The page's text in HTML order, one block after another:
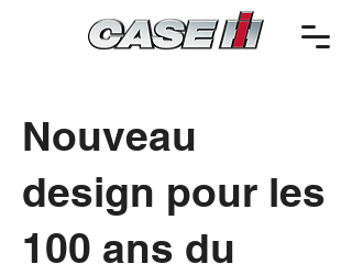
Nouveau
design pour les
100 ans du